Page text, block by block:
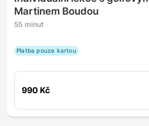
Martinem Boudou
55 minut
Platba pouze kartou
990 Kč